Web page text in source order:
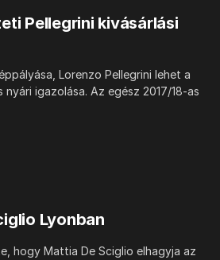
Pellegrini kivásárlási
Lorenzo Pellegrini lehet a
igazolása. Az egész 2017/18-as
Lyonban
hogy Mattia De Sciglio elhagyja az